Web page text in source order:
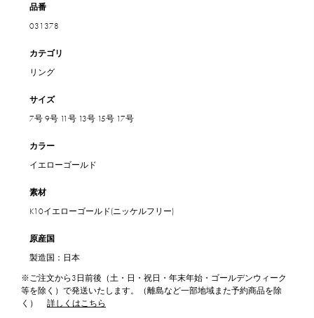
品番
031378
カテゴリ
リング
サイズ
7号9号 11号 13号 15号 17号
カラー
イエローゴールド
素材
K10イエローゴールド(ニッケルフリー)
原産国
製造国：日本
※ご注文から3日前後（土・日・祝日・年末年始・ゴールデンウィーク
等を除く）で発送いたします。（離島など一部地域また予約商品を除
く）
詳しくはこちら